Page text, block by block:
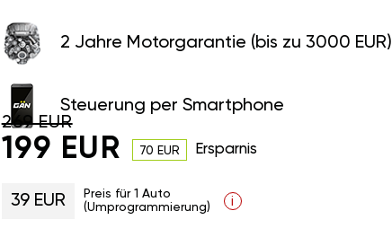
2 Jahre Motorgarantie (bis zu 3000 EUR)
Steuerung per Smartphone
269 EUR
199 EUR 70 EUR Ersparnis
39 EUR
Preis für 1 Auto
(Umprogrammierung)
i